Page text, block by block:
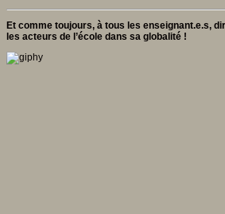
Et comme toujours, à tous les enseignant.e.s,
les acteurs de l’école dans sa globalité !